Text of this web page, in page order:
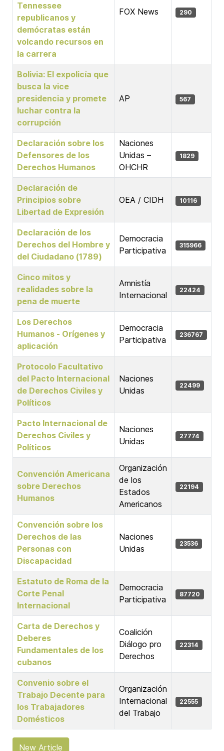
Tennessee
republicanos y
demócratas están
volcando recursos en
la carrera
FOX News 290
Bolivia: El expolicía que
busca la vice
presidencia y promete
luchar contra la
corrupción
AP 567
Declaración sobre los
Defensores de los
Derechos Humanos
Naciones
Unidas –
OHCHR
1829
Declaración de
Principios sobre
Libertad de Expresión
OEA / CIDH 10116
Declaración de los
Derechos del Hombre y
del Ciudadano (1789)
Democracia
Participativa
315966
Cinco mitos y
realidades sobre la
pena de muerte
Amnistía
Internacional
22424
Los Derechos
Humanos - Orígenes y
aplicación
Democracia
Participativa
236767
Protocolo Facultativo
del Pacto Internacional
de Derechos Civiles y
Políticos
Naciones
Unidas
22499
Pacto Internacional de
Derechos Civiles y
Políticos
Naciones
Unidas
27774
Convención Americana
sobre Derechos
Humanos
Organización
de los
Estados
Americanos
22194
Convención sobre los
Derechos de las
Personas con
Discapacidad
Naciones
Unidas
23536
Estatuto de Roma de la
Corte Penal
Internacional
Democracia
Participativa
87720
Carta de Derechos y
Deberes
Fundamentales de los
cubanos
Coalición
Diálogo pro
Derechos
22314
Convenio sobre el
Trabajo Decente para
los Trabajadores
Domésticos
Organización
Internacional
del Trabajo
22555
New Article